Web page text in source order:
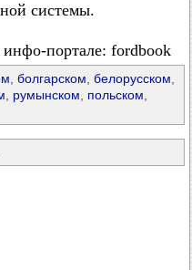
системы.
инфо-портале: fordbook
, болгарском, белорусском,
, румынском, польском,